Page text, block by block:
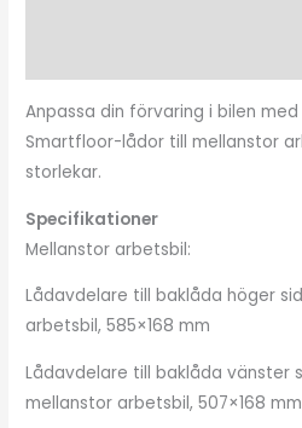
Anpassa din förvaring i bilen
Smartfloor-lådor till mellanstor
storlekar.
Specifikationer
Mellanstor arbetsbil:
Lådavdelare till baklåda höger
arbetsbil, 585×168 mm
Lådavdelare till baklåda vänster
mellanstor arbetsbil, 507×168 mm